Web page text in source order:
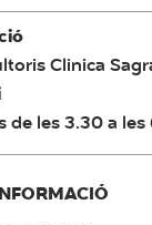
Clinica
de les 3.30 a